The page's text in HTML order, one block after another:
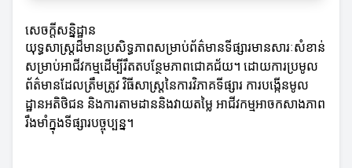
សេចក្តីសន្និដ្ឋាន
យុទ្ធសាស្ត្រដ៏មានប្រសិទ្ធភាពសម្រាប់ព័ត៌មានទីផ្សារមានសារៈសំខាន់
សម្រាប់អាជីវកម្មដើម្បីរឹតតបន្ថែមភាពជោគជ័យ។ ដោយការប្រមូល
ព័ត៌មានដែលត្រឹមត្រូវ វិធីសាស្ត្រនៃការវិភាគទីផ្សារ ការបង្កើនមូល
ដ្ឋានអតិថិជន និងការតាមដាននិងវាយតម្លៃ អាជីវកម្មអាចកសាងភាព
រឹងមាំក្នុងទីផ្សារបច្ចុប្បន្ន។